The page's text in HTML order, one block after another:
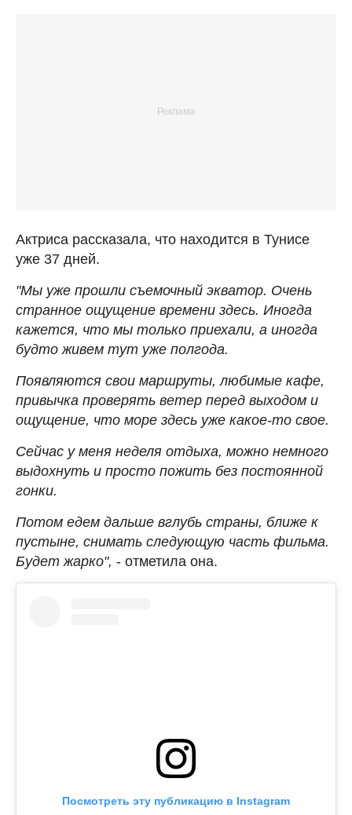
Актриса рассказала, что находится в Тунисе
уже 37 дней.
"Мы уже прошли съемочный экватор. Очень
странное ощущение времени здесь. Иногда
кажется, что мы только приехали, а иногда
будто живем тут уже полгода.
Появляются свои маршруты, любимые кафе,
привычка проверять ветер перед выходом и
ощущение, что море здесь уже какое-то свое.
Сейчас у меня неделя отдыха, можно немного
выдохнуть и просто пожить без постоянной
гонки.
Потом едем дальше вглубь страны, ближе к
пустыне, снимать следующую часть фильма.
Будет жарко", - отметила она.
Посмотреть эту публикацию в Instagram